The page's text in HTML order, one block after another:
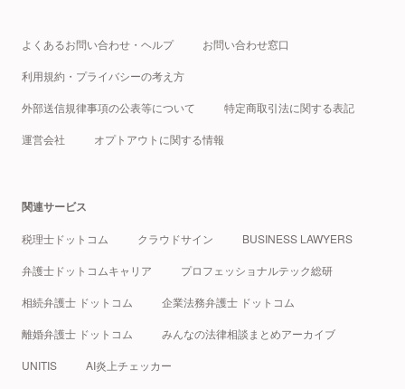
よくあるお問い合わせ・ヘルプ お問い合わせ窓口
利用規約・プライバシーの考え方
外部送信規律事項の公表等について 特定商取引法に関する表記
運営会社 オプトアウトに関する情報
関連サービス
税理士ドットコム クラウドサイン BUSINESS LAWYERS
弁護士ドットコムキャリア プロフェッショナルテック総研
相続弁護士 ドットコム 企業法務弁護士 ドットコム
離婚弁護士 ドットコム みんなの法律相談まとめアーカイブ
UNITIS AI炎上チェッカー